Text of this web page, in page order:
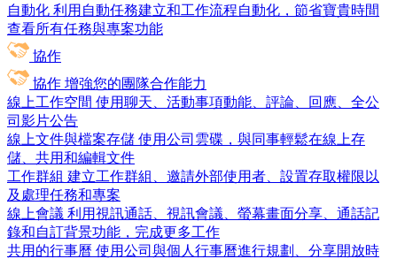
自動化 利用自動任務建立和工作流程自動化，節省寶貴時間
查看所有任務與專案功能
協作
協作 增強您的團隊合作能力
線上工作空間 使用聊天、活動事項動能、評論、回應、全公
司影片公告
線上文件與檔案存儲 使用公司雲碟，與同事輕鬆在線上存
儲、共用和編輯文件
工作群組 建立工作群組、邀請外部使用者、設置存取權限以
及處理任務和專案
線上會議 利用視訊通話、視訊會議、螢幕畫面分享、通話記
錄和自訂背景功能，完成更多工作
共用的行事曆 使用公司與個人行事曆進行規劃、分享開放時